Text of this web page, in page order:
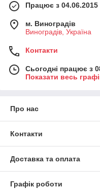
Працює з 04.06.2015
м. Виноградів
Виноградів, Україна
Контакти
Сьогодні працює з
Показати весь
Про нас
Контакти
Доставка та оплата
Графік роботи